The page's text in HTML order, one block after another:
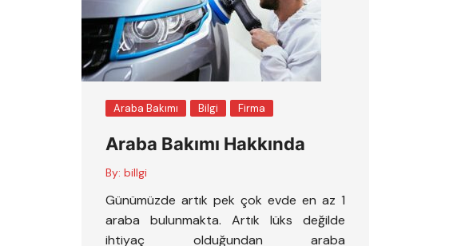
Araba Bakımı Bilgi Firma
Araba Bakımı Hakkında
By: billgi
Günümüzde artık pek çok evde en az 1
araba bulunmakta. Artık lüks değilde
ihtiyaç olduğundan araba